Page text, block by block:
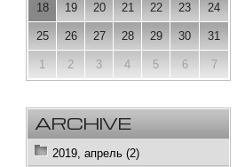
18 19 20 21 22 23 24
25 26 27 28 29 30 31
1 2 3 4 5 6 7
ARCHIVE
2019, апрель (2)